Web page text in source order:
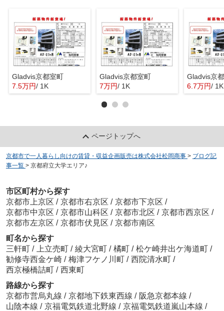
Gladvis京都室町
7.5万円/ 1K
Gladvis京都室町
7万円/ 1K
Gladvis京
6.7万円/ 1K
ページトップへ
京都市で一人暮らし向けの賃貸・収益企画販売は株式会社松岡商事 > ブログ記
事一覧 > 京都府立大学エリア♪
市区町村から探す
京都市上京区 / 京都市右京区 / 京都市下京区 /
京都市中京区 / 京都市山科区 / 京都市北区 / 京都市西京区 /
京都市左京区 / 京都市伏見区 / 京都市南区
町名から探す
三軒町 / 上立売町 / 綾大宮町 / 橘町 / 松ケ崎井出ケ海道町 /
勧修寺西金ケ崎 / 梅津フケノ川町 / 西院清水町 /
西京極橋詰町 / 西東町
路線から探す
京都市営烏丸線 / 京都地下鉄東西線 / 阪急京都本線 /
山陰本線 / 京福電気鉄道北野線 / 京福電気鉄道嵐山本線 /